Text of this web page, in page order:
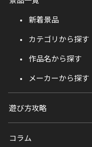
新着景品
カテゴリから探す
作品名から探す
メーカーから探す
遊び方攻略
コラム